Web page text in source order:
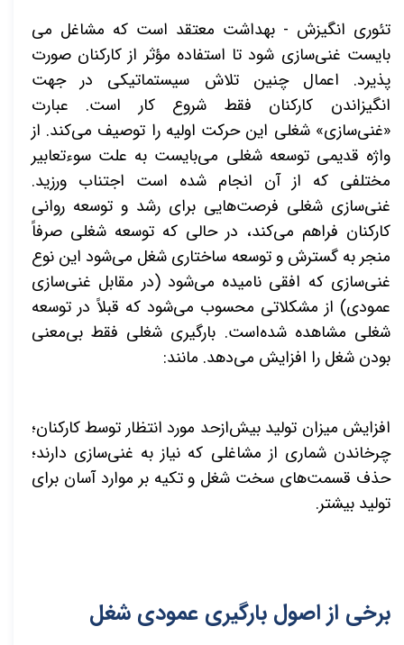
تئوری انگیزش - بهداشت معتقد است که مشاغل می­‌
بایست غنی‌سازی شود تا استفاده مؤثر از کارکنان صورت
پذیرد. اعمال چنین تلاش سیستماتیکی در جهت
انگیزاندن کارکنان فقط شروع کار است. عبارت
«غنی‌سازی» شغلی این حرکت اولیه را توصیف می­‌کند. از
واژه قدیمی توسعه شغلی می­‌بایست به علت سوءتعابیر
مختلفی که از آن انجام شده است اجتناب ورزید.
غنی‌سازی شغلی فرصت­‌هایی برای رشد و توسعه روانی
کارکنان فراهم می‌­کند، در حالی که توسعه شغلی صرفاً
منجر به گسترش و توسعه ساختاری شغل می‌­شود این نوع
غنی‌سازی که افقی نامیده می­‌شود (در مقابل غنی‌سازی
عمودی) از مشکلاتی محسوب می­‌شود که قبلاً در توسعه
شغلی مشاهده ‌شده‌است. بارگیری شغلی فقط بی‌معنی
بودن شغل را افزایش می­‌دهد. مانند:
افزایش میزان تولید بیش‌ازحد مورد انتظار توسط کارکنان؛
چرخاندن شماری از مشاغلی که نیاز به غنی‌سازی دارند؛
حذف قسمت­‌های سخت شغل و تکیه‌ بر موارد آسان برای
تولید بیشتر.
برخی از اصول بارگیری عمودی شغل